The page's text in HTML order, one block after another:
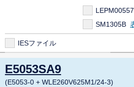
LEPM00557
SM1305B
IESファイル
E5053SA9
(E5053-0 + WLE260V625M1/24-3)